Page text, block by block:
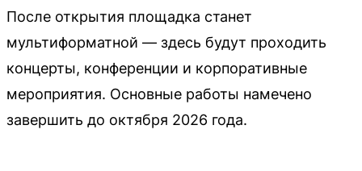
После открытия площадка станет
мультиформатной — здесь будут проходить
концерты, конференции и корпоративные
мероприятия. Основные работы намечено
завершить до октября 2026 года.